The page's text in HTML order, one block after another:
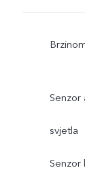
Senzor
svjetla
Senzor